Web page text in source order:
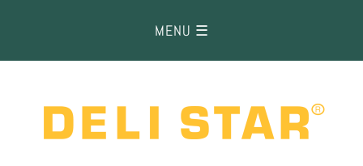
springen
springen
springen